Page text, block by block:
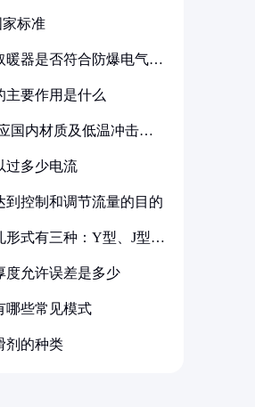
标准
暖器是否符合防爆电气设
主要作用是什么
国内材质及低温冲击要
过多少电流
到控制和调节流量的目的
形式有三种：Y型、J型、
度允许误差是多少
哪些常见模式
剂的种类